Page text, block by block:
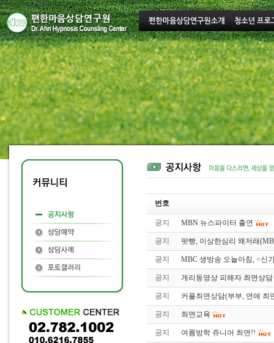
번호
공지 MBN 뉴스파이터 출연
공지 팟빵, 이상한심리 왜저래
공지 MBC 생방송 오늘아침, <신
공지 게리동영상 피해자 최면상
공지 커플최면상담(부부, 연애 최
공지 최면교육
공지 여름방학 쥬니어 최면!!